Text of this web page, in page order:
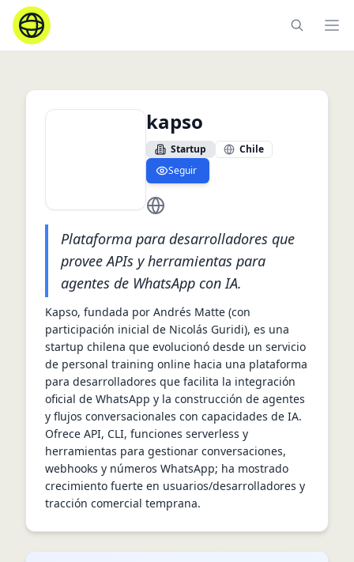
kapso
Startup
Chile
Seguir
https://kapso.ai
Plataforma para desarrolladores que
provee APIs y herramientas para
agentes de WhatsApp con IA.
Kapso, fundada por Andrés Matte (con
participación inicial de Nicolás Guridi), es una
startup chilena que evolucionó desde un servicio
de personal training online hacia una plataforma
para desarrolladores que facilita la integración
oficial de WhatsApp y la construcción de agentes
y flujos conversacionales con capacidades de IA.
Ofrece API, CLI, funciones serverless y
herramientas para gestionar conversaciones,
webhooks y números WhatsApp; ha mostrado
crecimiento fuerte en usuarios/desarrolladores y
tracción comercial temprana.